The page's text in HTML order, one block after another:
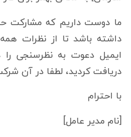
ما دوست داریم که مشارکت
داشته باشد تا از نظرات
ایمیل دعوت به نظرسنجی را
دریافت کردید، لطفا در آن
با احترام
[نام مدیر عامل]